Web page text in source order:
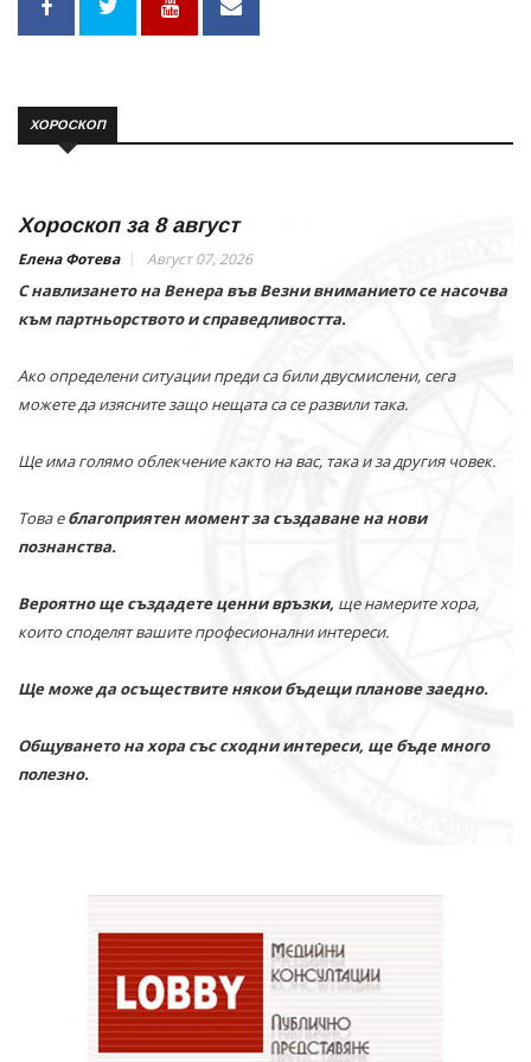
ХОРОСКОП
Хороскоп за 8 август
Елена Фотева Август 07, 2026
С навлизането на Венера във Везни вниманието се насочва
към партньорството и справедливостта.
Ако определени ситуации преди са били двусмислени, сега
можете да изясните защо нещата са се развили така.
Ще има голямо облекчение както на вас, така и за другия човек.
Това еблагоприятен момент за създаване на нови
познанства.
Вероятно ще създадете ценни връзки, ще намерите хора,
които споделят вашите професионални интереси.
Ще може да осъществите някои бъдещи планове заедно.
Общуването на хора със сходни интереси, ще бъде много
полезно.